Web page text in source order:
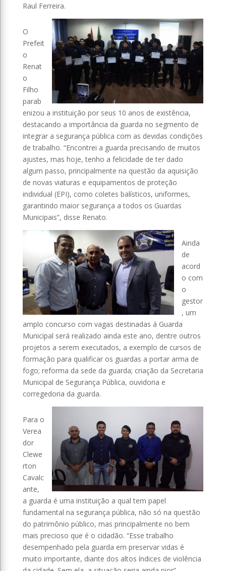
Raul Ferreira.
O
Prefeit
o
Renat
o
Filho
parab
enizou a instituição por seus 10 anos de existência,
destacando a importância da guarda no segmento de
integrar a segurança pública com as devidas condições
de trabalho. “Encontrei a guarda precisando de muitos
ajustes, mas hoje, tenho a felicidade de ter dado
algum passo, principalmente na questão da aquisição
de novas viaturas e equipamentos de proteção
individual (EPI), como coletes balísticos, uniformes,
garantindo maior segurança a todos os Guardas
Municipais”, disse Renato.
Ainda
de
acord
o com
o
gestor
, um
amplo concurso com vagas destinadas á Guarda
Municipal será realizado ainda este ano, dentre outros
projetos a serem executados, a exemplo de cursos de
formação para qualificar os guardas a portar arma de
fogo; reforma da sede da guarda; criação da Secretaria
Municipal de Segurança Pública, ouvidoria e
corregedoria da guarda.
Para o
Verea
dor
Clewe
rton
Cavalc
ante,
a guarda é uma instituição a qual tem papel
fundamental na segurança pública, não só na questão
do patrimônio público, mas principalmente no bem
mais precioso que é o cidadão. “Esse trabalho
desempenhado pela guarda em preservar vidas é
muito importante, diante dos altos índices de violência